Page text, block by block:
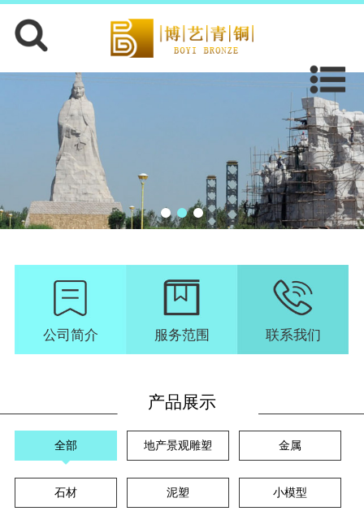
公司简介 服务范围 联系我们
产品展示
全部 地产景观雕塑 金属
石材 泥塑 小模型